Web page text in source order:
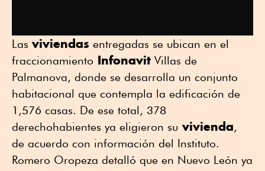
Las viviendas entregadas se ubican en el
fraccionamiento Infonavit Villas de
Palmanova, donde se desarrolla un conjunto
habitacional que contempla la edificación de
1,576 casas. De ese total, 378
derechohabientes ya eligieron su vivienda,
de acuerdo con información del Instituto.
Romero Oropeza detalló que en Nuevo León ya